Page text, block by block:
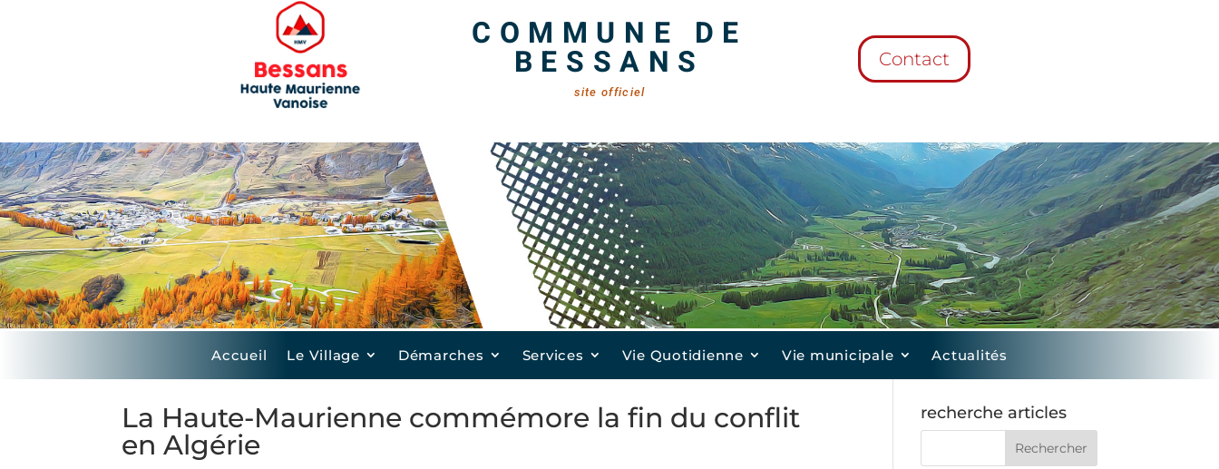
COMMUNE DE
BESSANS
site officiel
Contact
Accueil Le Village Démarches Services Vie Quotidienne Vie municipale Actualités
La Haute-Maurienne commémore la fin du conflit
en Algérie
recherche articles